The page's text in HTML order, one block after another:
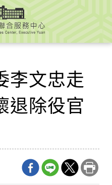
李文忠走
除役官